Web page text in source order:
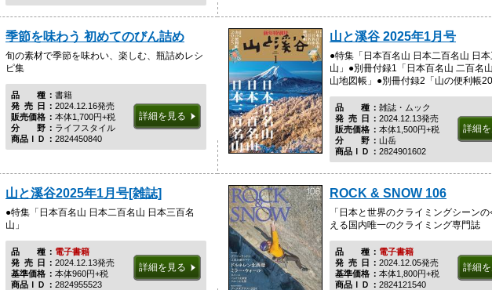
季節を味わう 初めてのびん詰め
旬の素材で季節を味わい、楽しむ、瓶詰めレシ
ピ集
品種書籍
発売日 2024.12.16発売
販売価格
本体1,700円+税
分野ライフスタイル
商品ＩＤ
2824450840
詳細を見る
山と溪谷 2025年1月号
●特集「日本百名山 日本二百名山 日本
山」●別冊付録1「日本百名山 二百名
山地図帳」●別冊付録2「山の便利帳
品種雑誌・ムック
発売日 2024.12.13発売
販売価格
本体1,500円+税
分野山岳
商品ＩＤ
2824901602
詳細
山と溪谷2025年1月号[雑誌]
●特集「日本百名山 日本二百名山 日本三百名
山」
品種電子書籍
発売日 2024.12.13発売
基準価格
本体960円+税
商品ＩＤ
2824955523
詳細を見る
ROCK & SNOW 106
「日本と世界のクライミングシーン
える国内唯一のクライミング専門誌
品種電子書籍
発売日 2024.12.05発売
基準価格
本体1,800円+税
商品ＩＤ
2824121540
詳細